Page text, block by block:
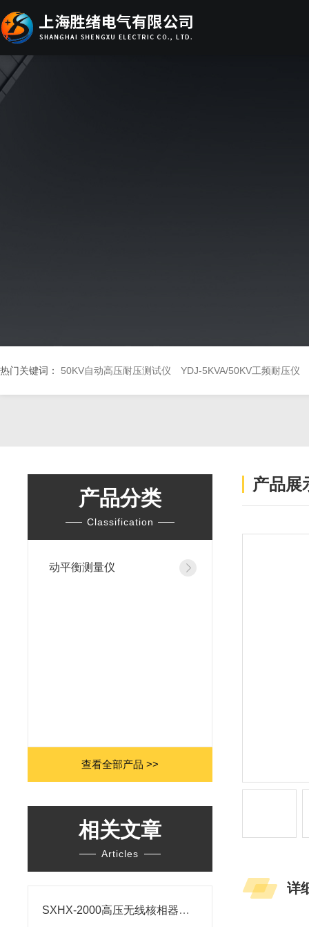
热门关键词： 50KV自动高压耐压测试仪 YDJ-5KVA/50KV工频耐压仪
产品分类
Classification
动平衡测量仪
查看全部产品 >>
相关文章
Articles
SXHX-2000高压无线核相器系统组成及使用
产品展
详